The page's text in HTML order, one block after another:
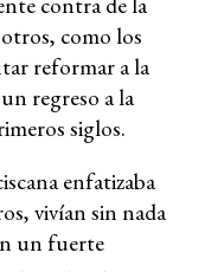
como los
reformar a la
regreso a la
siglos.
enfatizaba
vivían sin nada
un fuerte